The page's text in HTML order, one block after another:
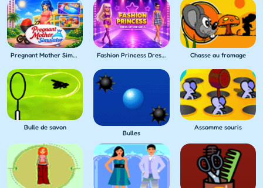
Pregnant Mother Simulator Fashion Princess Dress Up for Girls Chasse au fromage
Bulle de savon
Bulles
Assomme souris